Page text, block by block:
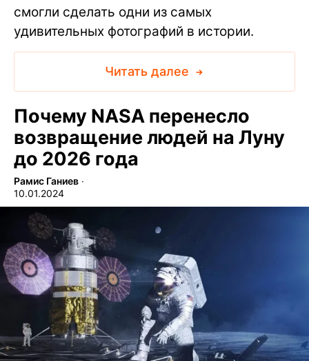
смогли сделать одни из самых
удивительных фотографий в истории.
Читать далее
Почему NASA перенесло
возвращение людей на Луну
до 2026 года
Рамис Ганиев ∙
10.01.2024